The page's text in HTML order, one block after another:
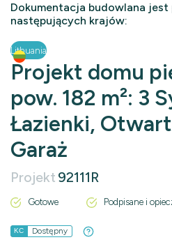
Dokumentacja budowlana
następujących krajów:
Lithuania
Projekt domu
pow. 182 m²: 3
Łazienki,
Garaż
Projekt 92111R
Gotowe Podpisane i
KC Dostępny